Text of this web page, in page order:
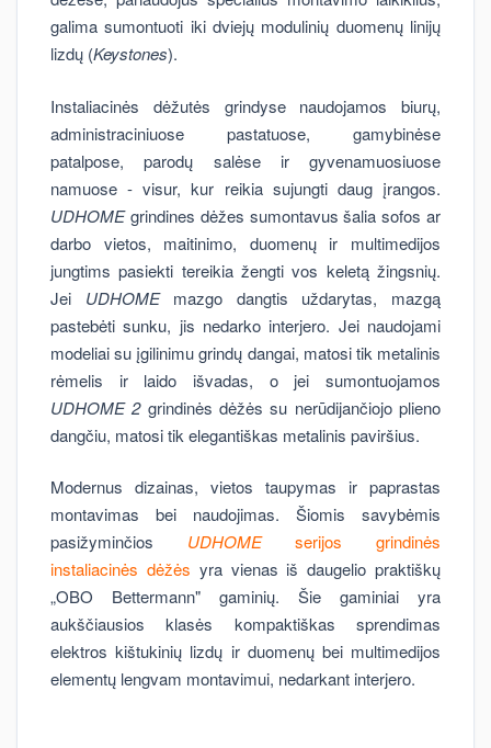
galima sumontuoti iki dviejų modulinių duomenų linijų
lizdų (Keystones).
Instaliacinės dėžutės grindyse naudojamos biurų,
administraciniuose pastatuose, gamybinėse
patalpose, parodų salėse ir gyvenamuosiuose
namuose - visur, kur reikia sujungti daug įrangos.
UDHOMEgrindines dėžes sumontavus šalia sofos ar
darbo vietos, maitinimo, duomenų ir multimedijos
jungtims pasiekti tereikia žengti vos keletą žingsnių.
Jei UDHOME mazgo dangtis uždarytas, mazgą
pastebėti sunku, jis nedarko interjero. Jei naudojami
modeliai su įgilinimu grindų dangai, matosi tik metalinis
rėmelis ir laido išvadas, o jei sumontuojamos
UDHOME 2 grindinės dėžės su nerūdijančiojo plieno
dangčiu, matosi tik elegantiškas metalinis paviršius.
Modernus dizainas, vietos taupymas ir paprastas
montavimas bei naudojimas. Šiomis savybėmis
pasižyminčios UDHOMEserijos grindinės
instaliacinės dėžės yra vienas iš daugelio praktiškų
„OBO Bettermann" gaminių. Šie gaminiai yra
aukščiausios klasės kompaktiškas sprendimas
elektros kištukinių lizdų ir duomenų bei multimedijos
elementų lengvam montavimui, nedarkant interjero.